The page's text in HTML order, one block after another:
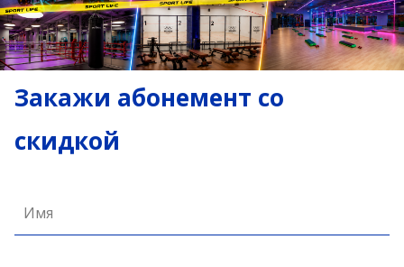
Закажи абонемент со
скидкой
Имя